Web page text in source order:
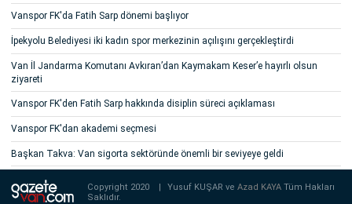
Vanspor FK'da Fatih Sarp dönemi başlıyor
İpekyolu Belediyesi iki kadın spor merkezinin açılışını gerçekleştirdi
Van İl Jandarma Komutanı Avkıran’dan Kaymakam Keser’e hayırlı olsun
ziyareti
Vanspor FK'den Fatih Sarp hakkında disiplin süreci açıklaması
Vanspor FK'dan akademi seçmesi
Başkan Takva: Van sigorta sektöründe önemli bir seviyeye geldi
Copyright 2020 Yusuf KUŞAR veAzad KAYATüm Hakları
Saklıdır.